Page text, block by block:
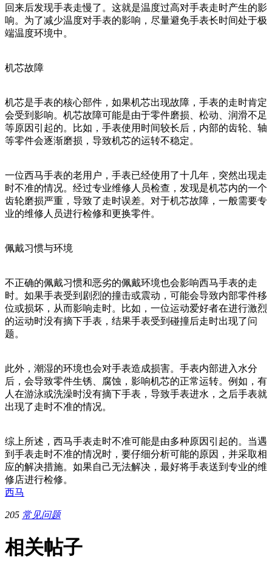
回来后发现手表走慢了。这就是温度过高对手表走时产生的影
响。为了减少温度对手表的影响，尽量避免手表长时间处于极
端温度环境中。
机芯故障
机芯是手表的核心部件，如果机芯出现故障，手表的走时肯定
会受到影响。机芯故障可能是由于零件磨损、松动、润滑不足
等原因引起的。比如，手表使用时间较长后，内部的齿轮、轴
等零件会逐渐磨损，导致机芯的运转不稳定。
一位西马手表的老用户，手表已经使用了十几年，突然出现走
时不准的情况。经过专业维修人员检查，发现是机芯内的一个
齿轮磨损严重，导致了走时误差。对于机芯故障，一般需要专
业的维修人员进行检修和更换零件。
佩戴习惯与环境
不正确的佩戴习惯和恶劣的佩戴环境也会影响西马手表的走
时。如果手表受到剧烈的撞击或震动，可能会导致内部零件移
位或损坏，从而影响走时。比如，一位运动爱好者在进行激烈
的运动时没有摘下手表，结果手表受到碰撞后走时出现了问
题。
此外，潮湿的环境也会对手表造成损害。手表内部进入水分
后，会导致零件生锈、腐蚀，影响机芯的正常运转。例如，有
人在游泳或洗澡时没有摘下手表，导致手表进水，之后手表就
出现了走时不准的情况。
综上所述，西马手表走时不准可能是由多种原因引起的。当遇
到手表走时不准的情况时，要仔细分析可能的原因，并采取相
应的解决措施。如果自己无法解决，最好将手表送到专业的维
修店进行检修。
西马
205 常见问题
相关帖子